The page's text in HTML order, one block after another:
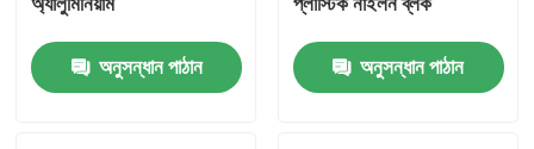
আমাদের সাথে যোগাযোগ করুন
অনুসন্ধান পাঠান অনুসন্ধান পাঠান